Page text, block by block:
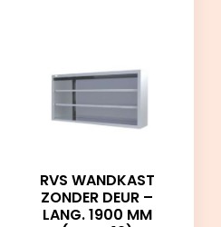
RVS WANDKAST
ZONDER DEUR –
LANG. 1900 MM